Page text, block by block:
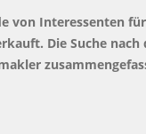
Interessenten
Die Suche